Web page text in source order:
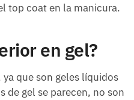
top coat en la manicura.
en gel?
que son geles líquidos
de gel se parecen, no son